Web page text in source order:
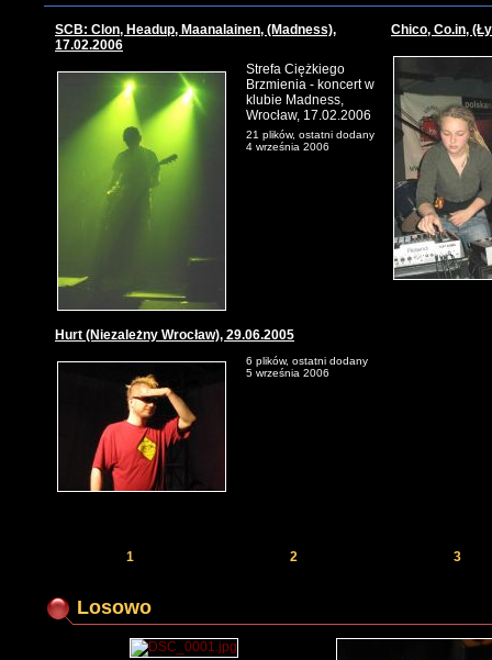
SCB: Clon, Headup, Maanalainen, (Madness),
17.02.2006
Strefa Ciężkiego
Brzmienia - koncert w
klubie Madness,
Wrocław, 17.02.2006
21 plików, ostatni dodany
4 września 2006
Chico, Co.in,
Hurt (Niezależny Wrocław), 29.06.2005
6 plików, ostatni dodany
5 września 2006
1 2 3
Losowo